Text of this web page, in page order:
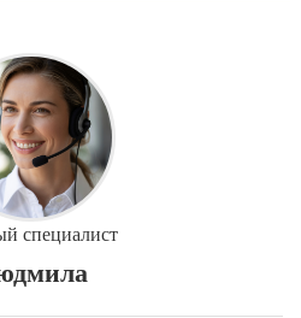
специалист